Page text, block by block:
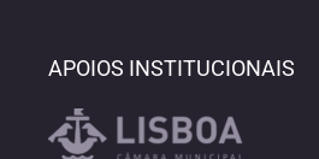
APOIOS INSTITUCIONAIS